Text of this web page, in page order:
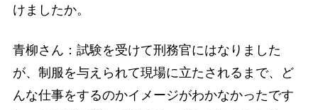
けましたか。
青柳さん：試験を受けて刑務官にはなりました
が、制服を与えられて現場に立たされるまで、ど
んな仕事をするのかイメージがわかなかったです